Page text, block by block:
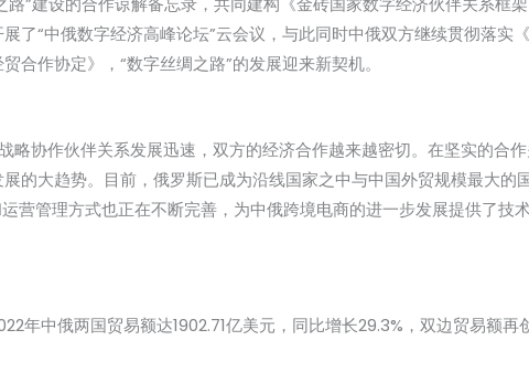
了“中俄数字经济高峰论坛”云会议，与此同时中俄双方继续贯彻落实
作协定》，“数字丝绸之路”的发展迎来新契机。
略协作伙伴关系发展迅速，双方的经济合作越来越密切。在坚实的合
的大趋势。目前，俄罗斯已成为沿线国家之中与中国外贸规模最大的
营管理方式也正在不断完善，为中俄跨境电商的进一步发展提供了技术
年中俄两国贸易额达1902.71亿美元，同比增长29.3%，双边贸易额再